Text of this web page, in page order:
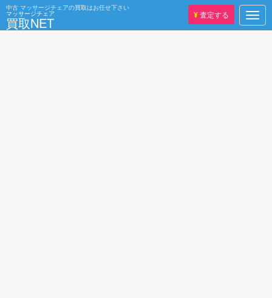
中古 マッサージチェアの買取はお任せ下さい
マッサージチェア
買取NET ¥査定する